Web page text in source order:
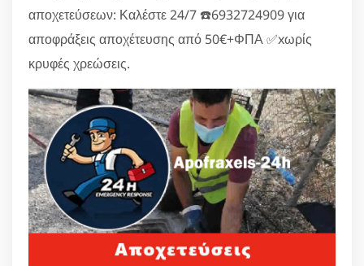
αποχετεύσεων: Καλέστε 24/7 ☎️6932724909 για
αποφράξεις αποχέτευσης από 50€+ΦΠΑ ✅xωρίς
κρυφές χρεώσεις.